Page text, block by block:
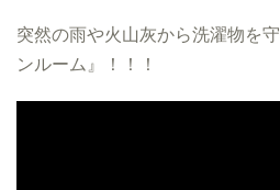
突然の雨や火山灰から洗濯物を
ンルーム』！！！